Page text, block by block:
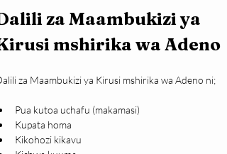
za Maambukizi ya
mshirika wa Adeno
za Maambukizi ya Kirusi mshirika wa Adeno ni;
Pua kutoa uchafu (makamasi)
Kupata homa
Kikohozi kikavu